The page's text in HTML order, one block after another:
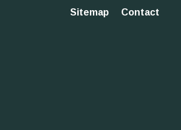
Sitemap
Contact